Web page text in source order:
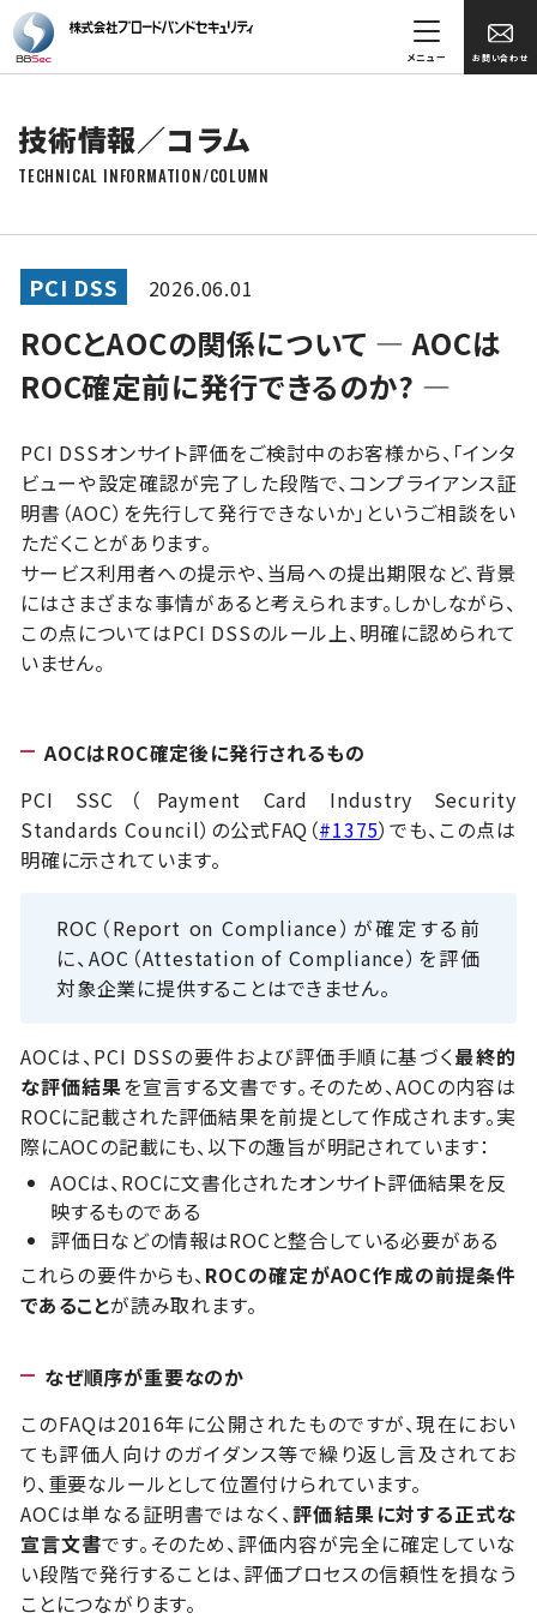
お問い合わせ
メニュー
技術情報／コラム
TECHNICAL INFORMATION/COLUMN
PCI DSS 2026.06.01
ROCとAOCの関係について ― AOCは
ROC確定前に発行できるのか? ―
PCI DSSオンサイト評価をご検討中のお客様から、「インタ
ビューや設定確認が完了した段階で、コンプライアンス証
明書（AOC）を先行して発行できないか」というご相談をい
ただくことがあります。
サービス利用者への提示や、当局への提出期限など、背景
にはさまざまな事情があると考えられます。しかしながら、
この点についてはPCI DSSのルール上、明確に認められて
いません。
AOCはROC確定後に発行されるもの
PCI SSC（Payment Card Industry Security
Standards Council）の公式FAQ（#1375）でも、この点は
明確に示されています。
ROC（Report on Compliance）が確定する前
に、AOC（Attestation of Compliance）を評価
対象企業に提供することはできません。
AOCは、PCI DSSの要件および評価手順に基づく最終的
な評価結果を宣言する文書です。 そのため、AOCの内容は
ROCに記載された評価結果を前提として作成されます。実
際にAOCの記載にも、以下の趣旨が明記されています：
AOCは、ROCに文書化されたオンサイト評価結果を反
映するものである
評価日などの情報はROCと整合している必要がある
これらの要件からも、ROCの確定がAOC作成の前提条件
であることが読み取れます。
なぜ順序が重要なのか
このFAQは2016年に公開されたものですが、現在におい
ても評価人向けのガイダンス等で繰り返し言及されてお
り、重要なルールとして位置付けられています。
AOCは単なる証明書ではなく、評価結果に対する正式な
宣言文書です。そのため、評価内容が完全に確定していな
い段階で発行することは、評価プロセスの信頼性を損なう
ことにつながります。